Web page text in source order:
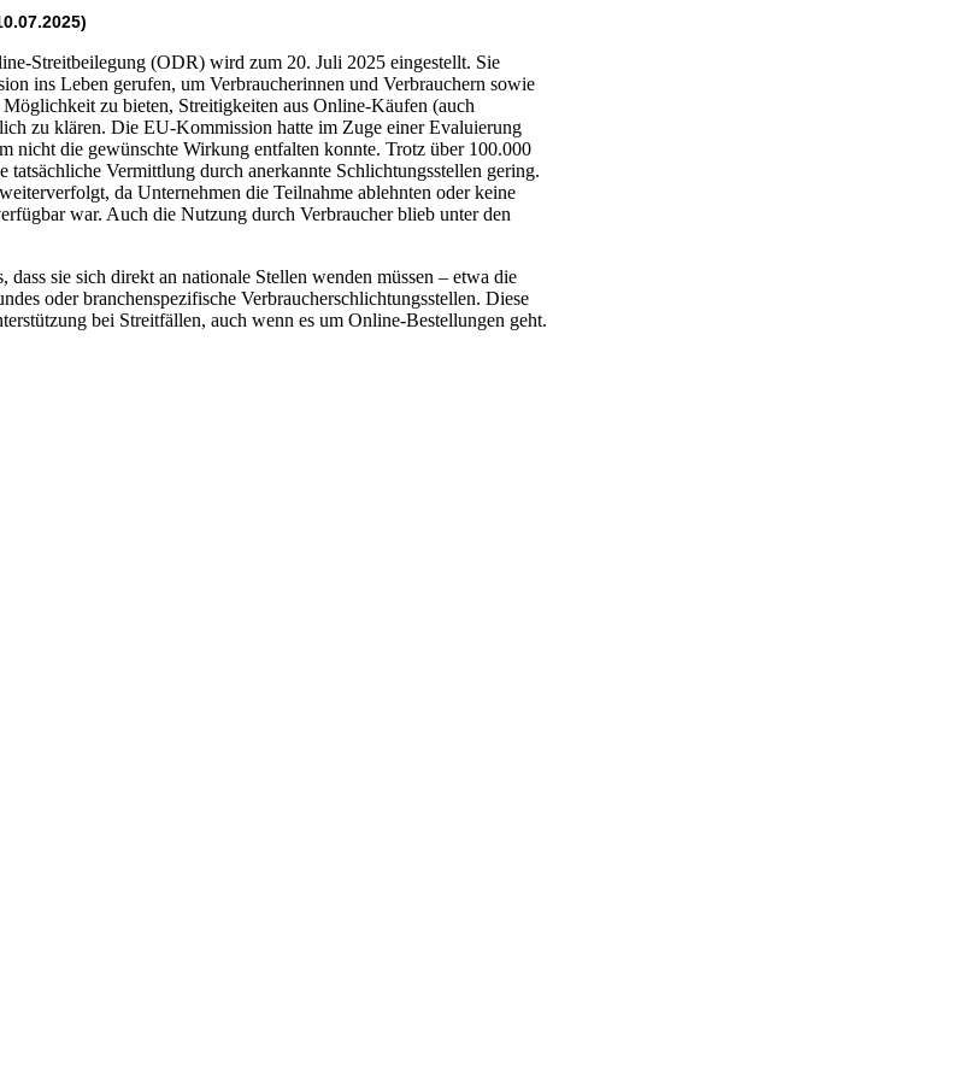
Streitbeilegung (ODR) wird zum 20. Juli 2025 eingestellt. Sie
ins Leben gerufen, um Verbraucherinnen und Verbrauchern sowie
zu bieten, Streitigkeiten aus Online-Käufen (auch
zu klären. Die EU-Kommission hatte im Zuge einer Evaluierung
nicht die gewünschte Wirkung entfalten konnte. Trotz über 100.000
tatsächliche Vermittlung durch anerkannte Schlichtungsstellen gering.
da Unternehmen die Teilnahme ablehnten oder keine
war. Auch die Nutzung durch Verbraucher blieb unter den
dass sie sich direkt an nationale Stellen wenden müssen – etwa die
oder branchenspezifische Verbraucherschlichtungsstellen. Diese
bei Streitfällen, auch wenn es um Online-Bestellungen geht.